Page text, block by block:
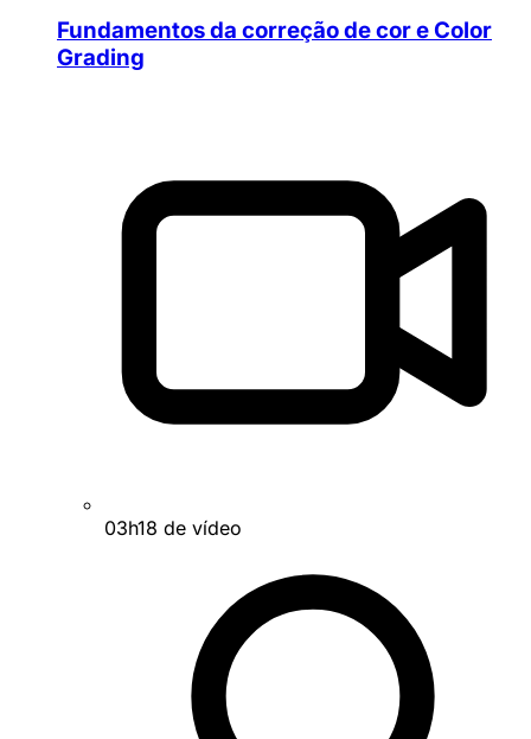
Fundamentos da correção de cor e Color
Grading
03h18 de vídeo